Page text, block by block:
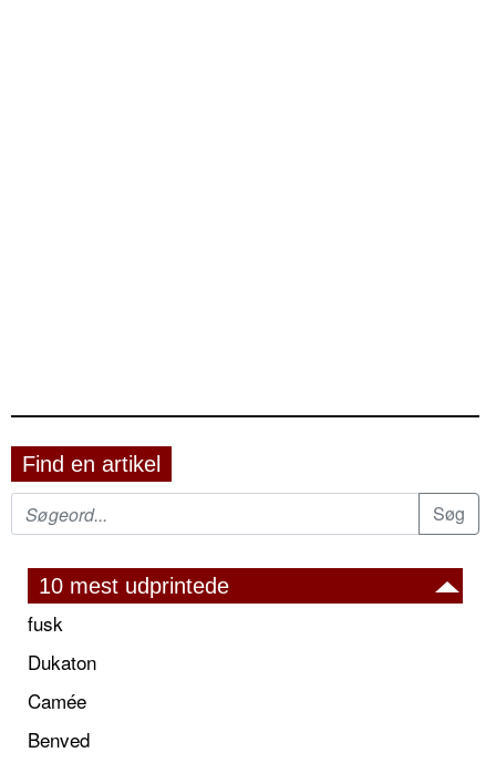
Find en artikel
10 mest udprintede
fusk
Dukaton
Camée
Benved